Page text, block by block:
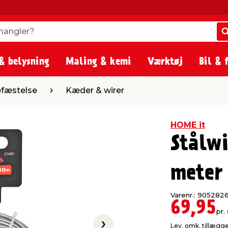
belysning Maling & kemi Værktøj Bil &
Kæder & wirerKæder & wirer
HOME it
meter
Varenr.: 9052826
69,95pr.
Lev. omk.